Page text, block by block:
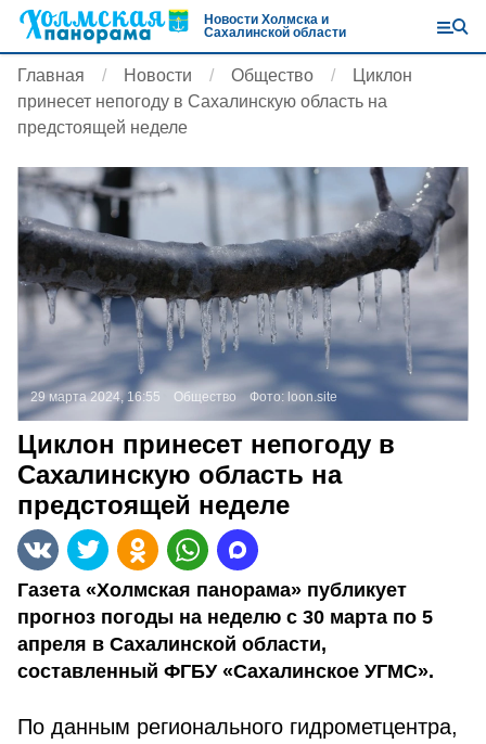
Новости Холмска и
Сахалинской области
Главная Новости Общество
Циклон
принесет непогоду в Сахалинскую область на
предстоящей неделе
29 марта 2024, 16:55 Общество Фото: loon.site
Циклон принесет непогоду в
Сахалинскую область на
предстоящей неделе
Газета «Холмская панорама» публикует
прогноз погоды на неделю с 30 марта по 5
апреля в Сахалинской области,
составленный ФГБУ «Сахалинское УГМС».
По данным регионального гидрометцентра,